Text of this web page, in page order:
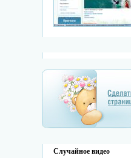
Случайное видео